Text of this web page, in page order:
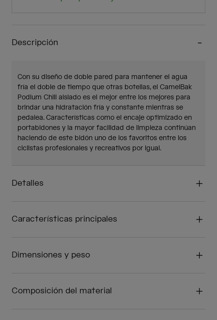
Descripción
Con su diseño de doble pared para mantener el agua
fría el doble de tiempo que otras botellas, el CamelBak
Podium Chill aislado es el mejor entre los mejores para
brindar una hidratación fría y constante mientras se
pedalea. Características como el encaje optimizado en
portabidones y la mayor facilidad de limpieza continúan
haciendo de este bidón uno de los favoritos entre los
ciclistas profesionales y recreativos por igual.
Detalles
Características principales
Dimensiones y peso
Composición del material